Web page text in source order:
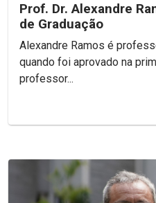
Prof. Dr. Alexandre
de Graduação
Alexandre Ramos é
quando foi aprovado na
professor...